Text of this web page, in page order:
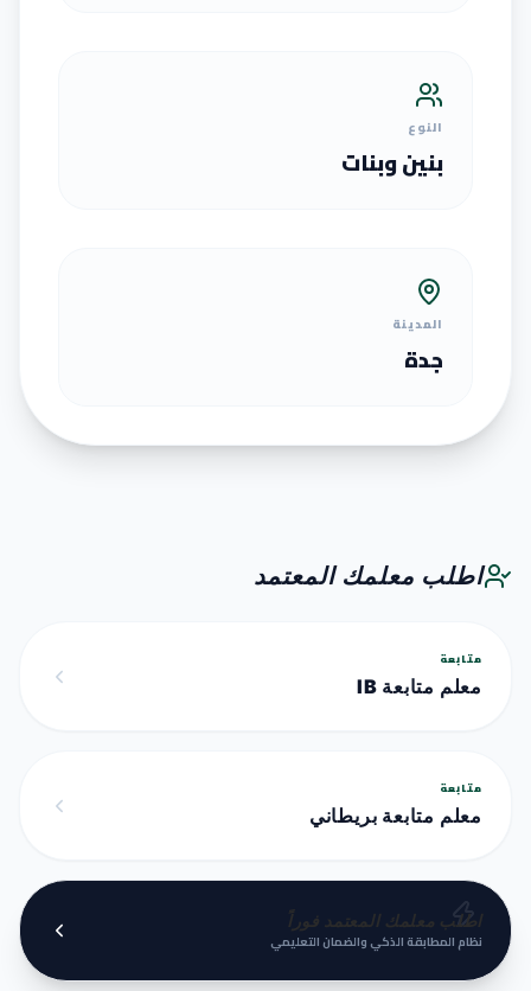
النوع
بنين وبنات
المدينة
جدة
اطلب معلمك المعتمد
متابعة
معلم متابعة IB
متابعة
معلم متابعة بريطاني
اطلب معلمك المعتمد فوراً
نظام المطابقة الذكي والضمان التعليمي